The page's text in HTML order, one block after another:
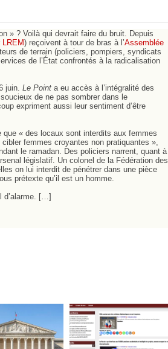
» ? Voilà qui devrait faire du bruit. Depuis
LREM) reçoivent à tour de bras à l’Assemblée
de terrain (policiers, pompiers, syndicats
de l’État confrontés à la radicalisation
juin. Le Point a eu accès à l’intégralité des
de ne pas sombrer dans le
expriment aussi leur sentiment d’être
que « des locaux sont interdits aux femmes
femmes croyantes non pratiquantes »,
le ramadan. Des policiers narrent, quant à
législatif. Un colonel de la Fédération des
on lui interdit de pénétrer dans une pièce
prétexte qu’il est un homme.
d’alarme. […]